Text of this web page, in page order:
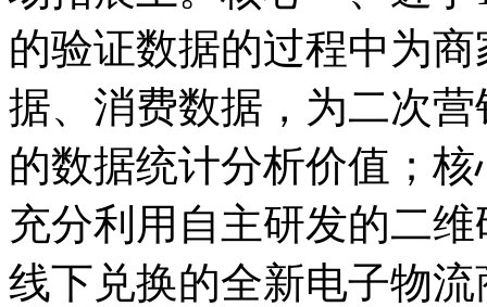
的验证数据的过程中为
据、消费数据，为二次
的数据统计分析价值；
充分利用自主研发的二
线下兑换的全新电子物